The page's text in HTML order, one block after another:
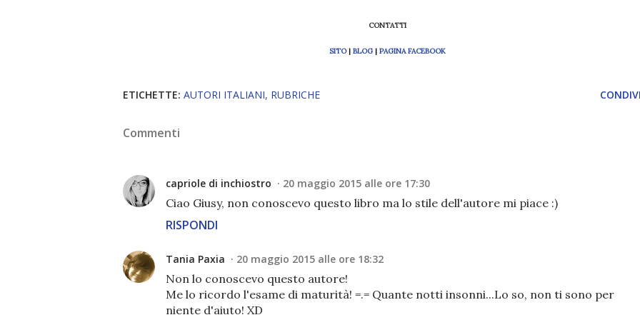
CONTATTI
SITO| BLOG| PAGINA FACEBOOK
ETICHETTE: AUTORI ITALIANI RUBRICHE
Commenti
capriole di inchiostro 20 maggio 2015 alle ore 17:30
Ciao Giusy, non conoscevo questo libro ma lo stile dell'autore mi piace :)
RISPONDI
Tania Paxia 20 maggio 2015 alle ore 18:32
Non lo conoscevo questo autore!
Me lo ricordo l'esame di maturità! =.= Quante notti insonni...Lo so, non ti sono per
niente d'aiuto! XD